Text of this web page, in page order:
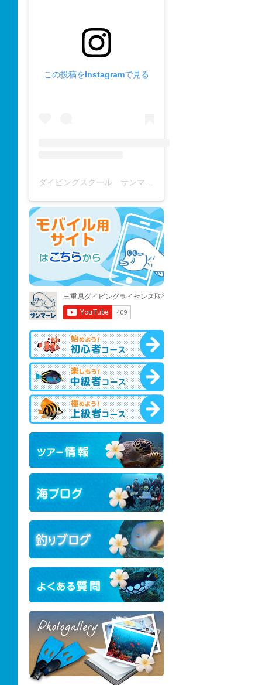
この投稿をInstagramで見る
ダイビングスクール サンマーレ / diving school(@diving_school_sanmare)がシェアした投稿